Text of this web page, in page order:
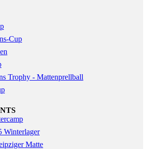
Cup
Trophy - Mattenprellball
Winterlager
Matte